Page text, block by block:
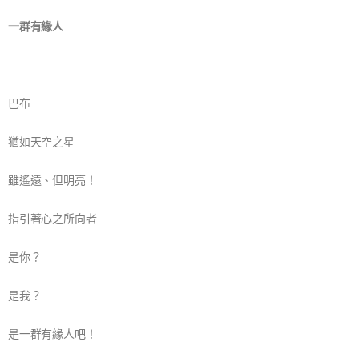
一群有緣人
巴布
猶如天空之星
雖遙遠、但明亮！
指引著心之所向者
是你？
是我？
是一群有緣人吧！